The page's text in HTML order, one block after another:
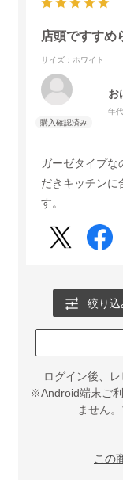
店頭ですすめ
サイズ：ホワイト
お
年
ガーゼタイプな
だきキッチンに
す。
絞り込
ログイン後、
※Android端末ご
ません
この